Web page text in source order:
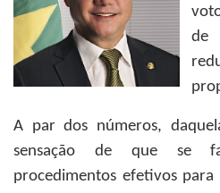
de
A par dos números,
sensação de que se
procedimentos efetivos para